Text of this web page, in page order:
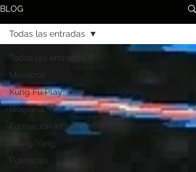
BLOG
Todas las entradas
Maestros
Kung Fu Play
Biografía
Formación infantil
Wang Yang
Potencias
Todas las entradas